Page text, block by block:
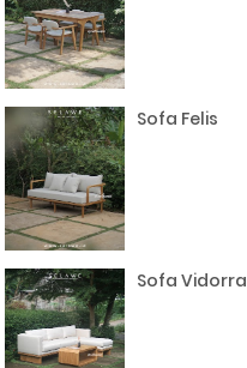
Sofa Felis
Sofa Vidorra